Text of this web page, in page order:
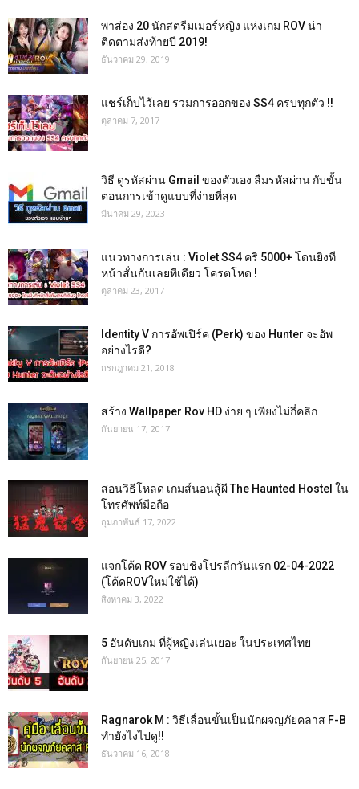
พาส่อง 20 นักสตรีมเมอร์หญิง แห่งเกม ROV น่า
ติดตามส่งท้ายปี 2019!
ธันวาคม 29, 2019
แชร์เก็บไว้เลย รวมการออกของ SS4 ครบทุกตัว !!
ตุลาคม 7, 2017
วิธี ดูรหัสผ่าน Gmail ของตัวเอง ลืมรหัสผ่าน กับขั้น
ตอนการเข้าดูแบบที่ง่ายที่สุด
มีนาคม 29, 2023
แนวทางการเล่น : Violet SS4 คริ 5000+ โดนยิงที
หน้าสั่นกันเลยทีเดียว โครตโหด !
ตุลาคม 23, 2017
Identity V การอัพเปิร์ค (Perk) ของ Hunter จะอัพ
อย่างไรดี?
กรกฎาคม 21, 2018
สร้าง Wallpaper Rov HD ง่าย ๆ เพียงไม่กี่คลิก
กันยายน 17, 2017
สอนวิธีโหลด เกมส์นอนสู้ผี The Haunted Hostel ใน
โทรศัพท์มือถือ
กุมภาพันธ์ 17, 2022
แจกโค้ด ROV รอบชิงโปรลีกวันแรก 02-04-2022
(โค้ดROVใหม่ใช้ได้)
สิงหาคม 3, 2022
5 อันดับเกม ที่ผู้หญิงเล่นเยอะ ในประเทศไทย
กันยายน 25, 2017
Ragnarok M : วิธีเลื่อนขั้นเป็นนักผจญภัยคลาส F-B
ทำยังไงไปดู!!
ธันวาคม 16, 2018